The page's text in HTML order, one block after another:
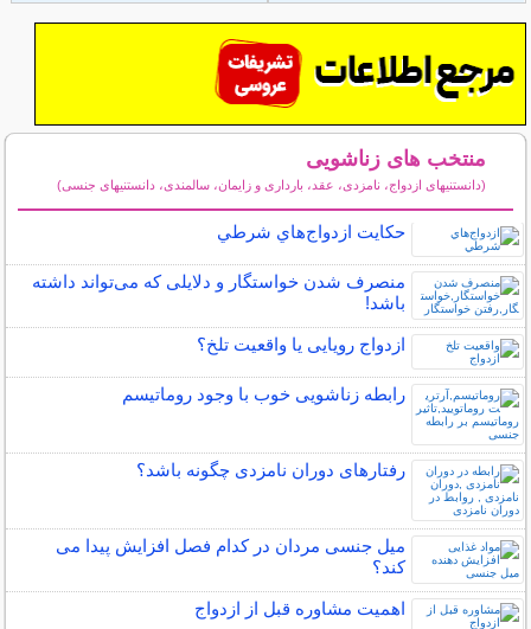
منتخب های زناشویی
(دانستنیهای ازدواج، نامزدی، عقد، بارداری و زایمان، سالمندی، دانستنیهای جنسی)
حكايت ازدواج‌هاي شرطي
منصرف شدن خواستگار و دلایلی که می‌تواند داشته
باشد!
ازدواج رویایی یا واقعیت تلخ؟
رابطه زناشویی خوب با وجود روماتیسم
رفتارهای دوران نامزدی چگونه باشد؟
میل جنسی مردان در کدام فصل افزایش پیدا می
کند؟
اهمیت مشاوره قبل از ازدواج